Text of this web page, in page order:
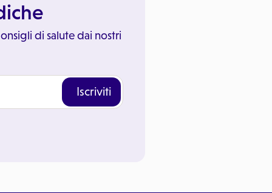
di salute dai nostri
Iscriviti